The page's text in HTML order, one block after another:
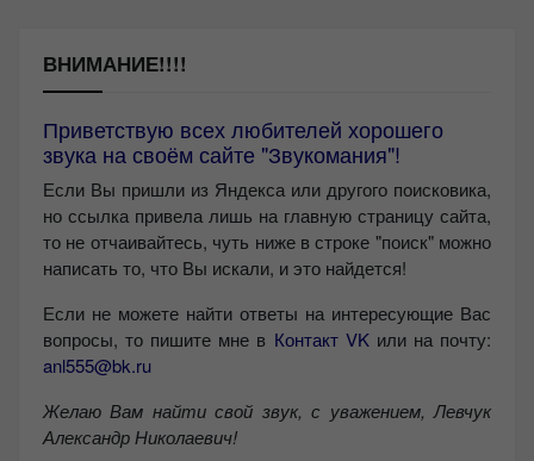
ВНИМАНИЕ!!!!
Приветствую всех любителей хорошего
звука на своём сайте "Звукомания"!
Если Вы пришли из Яндекса или другого поисковика,
но ссылка привела лишь на главную страницу сайта,
то не отчаивайтесь, чуть ниже в строке "поиск" можно
написать то, что Вы искали, и это найдется!
Если не можете найти ответы на интересующие Вас
вопросы, то пишите мне в Контакт VKили на почту:
anl555@bk.ru
Желаю Вам найти свой звук, с уважением, Левчук
Александр Николаевич!